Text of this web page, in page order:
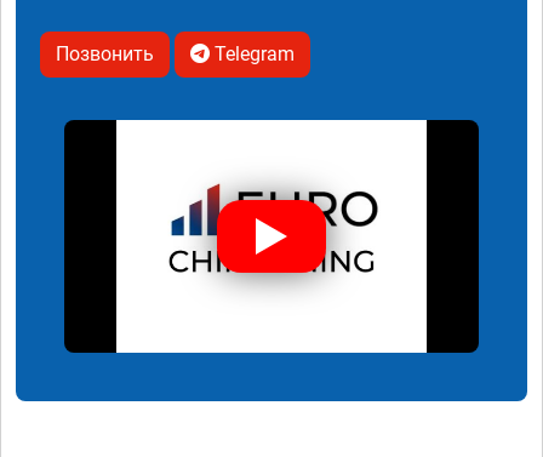
Позвонить Telegram